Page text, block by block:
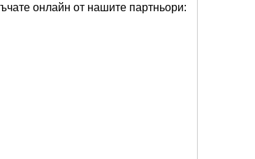
онлайн от нашите партньори: